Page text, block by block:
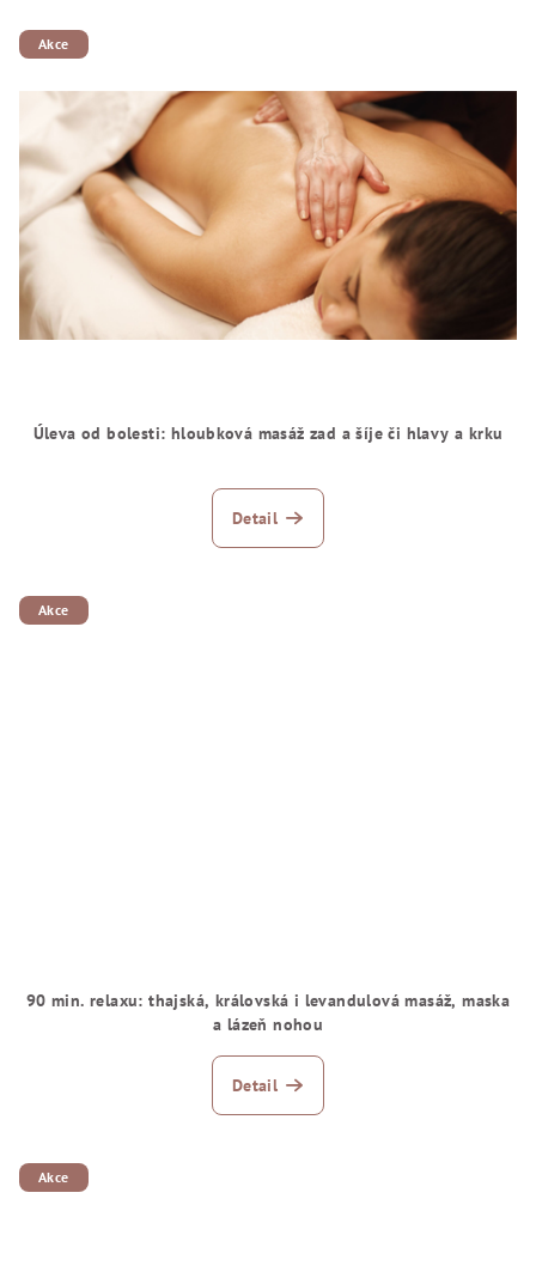
Akce
Úleva od bolesti: hloubková masáž zad a šíje či hlavy a krku
Detail
Akce
90 min. relaxu: thajská, královská i levandulová masáž, maska
a lázeň nohou
Detail
Akce